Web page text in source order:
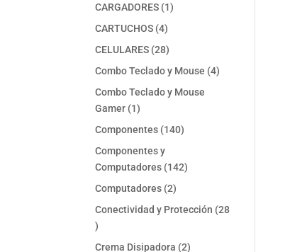
CARGADORES 11
CARTUCHOS 44
productos
CELULARES 2828
productos
Combo Teclado y Mouse 44
Combo Teclado y Mouse
Gamer 11
producto
Componentes 140140
Componentes y
Computadores 142142
Computadores 22
productos
Conectividad y Protección 28
28
productos
Crema Disipadora 22